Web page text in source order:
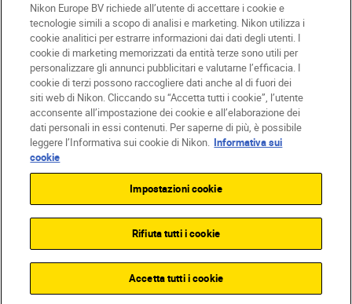
IT Nikon Sites
Contattateci
Informativa sulla privacy
Termini di utilizzo
Informativa sui cookie
Impostazioni dei cookie
© 2026 Nikon
Back to top
Nikon Europe BV richiede all’utente di accettare i cookie e
tecnologie simili a scopo di analisi e marketing. Nikon utilizza i
cookie analitici per estrarre informazioni dai dati degli utenti. I
cookie di marketing memorizzati da entità terze sono utili per
personalizzare gli annunci pubblicitari e valutarne l’efficacia. I
cookie di terzi possono raccogliere dati anche al di fuori dei
siti web di Nikon. Cliccando su “Accetta tutti i cookie”, l’utente
acconsente all’impostazione dei cookie e all’elaborazione dei
dati personali in essi contenuti. Per saperne di più, è possibile
leggere l’Informativa sui cookie di Nikon. Informativa sui
cookie
Impostazioni cookie
Rifiuta tutti i cookie
Accetta tutti i cookie